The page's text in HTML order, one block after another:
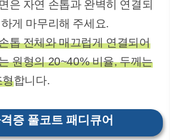
은 자연 손톱과 완벽히 연결되
게 마무리해 주세요.
톱 전체와 매끄럽게 연결되어
원형의 20~40% 비율, 두께는
형합니다.
증 풀코트 패디큐어